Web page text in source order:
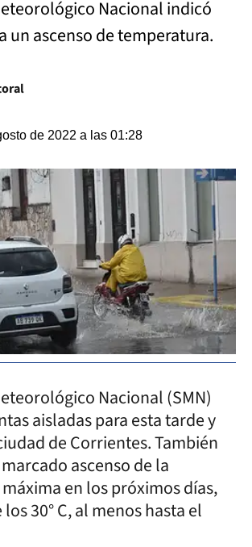
Nacional indicó
un ascenso de temperatura.
de 2022 a las 01:28
Nacional (SMN)
aisladas para esta tarde y
de Corrientes. También
ascenso de la
en los próximos días,
30° C, al menos hasta el